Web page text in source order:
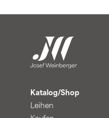
Katalog/Shop
Leihen